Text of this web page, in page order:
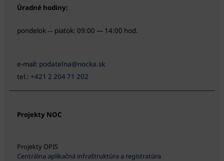
Úradné hodiny:
pondelok — piatok: 09:00 — 14:00 hod.
e-mail: podatelna@nocka.sk
tel.: +421 2 204 71 202
Projekty NOC
Projekty OPIS
Centrálna aplikačná infraštruktúra a registratúra